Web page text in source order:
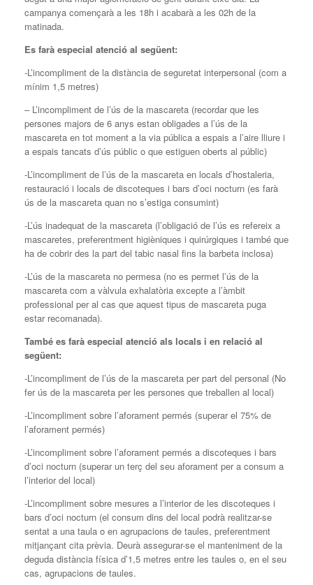
campanya començarà a les 18h i acabarà a les 02h de la
matinada.
Es farà especial atenció al següent:
-L’incompliment de la distància de seguretat interpersonal (com a
mínim 1,5 metres)
– L’incompliment de l’ús de la mascareta (recordar que les
persones majors de 6 anys estan obligades a l’ús de la
mascareta en tot moment a la via pública a espais a l’aire lliure i
a espais tancats d’ús públic o que estiguen oberts al públic)
-L’incompliment de l’ús de la mascareta en locals d’hostaleria,
restauració i locals de discoteques i bars d’oci nocturn (es farà
ús de la mascareta quan no s’estiga consumint)
-L’ús inadequat de la mascareta (l’obligació de l’ús es refereix a
mascaretes, preferentment higièniques i quirúrgiques i també que
ha de cobrir des la part del tabic nasal fins la barbeta inclosa)
-L’ús de la mascareta no permesa (no es permet l’ús de la
mascareta com a vàlvula exhalatòria excepte a l’àmbit
professional per al cas que aquest tipus de mascareta puga
estar recomanada).
També es farà especial atenció als locals i en relació al
següent:
-L’incompliment de l’ús de la mascareta per part del personal (No
fer ús de la mascareta per les persones que treballen al local)
-L’incompliment sobre l’aforament permés (superar el 75% de
l’aforament permés)
-L’incompliment sobre l’aforament permés a discoteques i bars
d’oci nocturn (superar un terç del seu aforament per a consum a
l’interior del local)
-L’incompliment sobre mesures a l’interior de les discoteques i
bars d’oci nocturn (el consum dins del local podrà realitzar-se
sentat a una taula o en agrupacions de taules, preferentment
mitjançant cita prèvia. Deurà assegurar-se el manteniment de la
deguda distància física d’1,5 metres entre les taules o, en el seu
cas, agrupacions de taules.